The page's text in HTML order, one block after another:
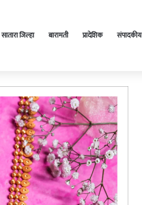
सातारा जिल्हा बारामती प्रादेशिक संपादकीय